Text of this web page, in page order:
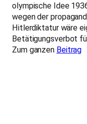
olympische Idee
wegen der
Hitlerdiktatur wäre
Betätigungsverbot
Zum ganzen Beitrag